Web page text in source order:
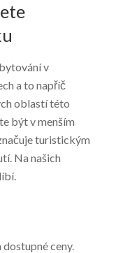
v
a to napříč
oblastí této
být v menším
turistickým
Na našich
ceny.